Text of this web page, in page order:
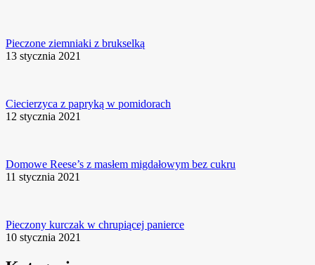
Pieczone ziemniaki z brukselką
13 stycznia 2021
Ciecierzyca z papryką w pomidorach
12 stycznia 2021
Domowe Reese’s z masłem migdałowym bez cukru
11 stycznia 2021
Pieczony kurczak w chrupiącej panierce
10 stycznia 2021